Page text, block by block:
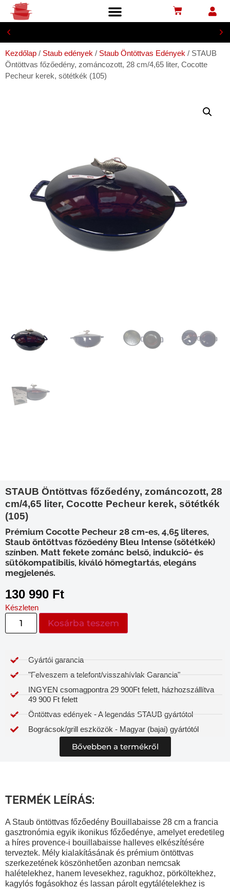
Biztonságos bankkártyás fizetés
Kezdőlap / Staub edények / Staub Öntöttvas Edények / STAUB
Öntöttvas főzőedény, zománcozott, 28 cm/4,65 liter, Cocotte
Pecheur kerek, sötétkék (105)
STAUB Öntöttvas főzőedény, zománcozott, 28
cm/4,65 liter, Cocotte Pecheur kerek, sötétkék
(105)
Prémium Cocotte Pecheur 28 cm-es, 4,65 literes,
Staub öntöttvas főzőedény Bleu Intense (sötétkék)
színben. Matt fekete zománc belső, indukció- és
sütőkompatibilis, kiváló hőmegtartás, elegáns
megjelenés.
130 990 Ft
Készleten
Kosárba teszem
Gyártói garancia​
"Felveszem a telefont/visszahívlak Garancia"
INGYEN csomagpontra 29 900Ft felett, házhozszállítva
49 900 Ft felett
Öntöttvas edények - A legendás STAUB gyártótol
Bográcsok/grill eszközök - Magyar (bajai) gyártótól
Bővebben a termékről
TERMÉK LEÍRÁS:
A Staub öntöttvas főzőedény Bouillabaisse 28 cm a francia
gasztronómia egyik ikonikus főzőedénye, amelyet eredetileg
a híres provence-i bouillabaisse halleves elkészítésére
terveztek. Mély kialakításának és prémium öntöttvas
szerkezetének köszönhetően azonban nemcsak
halételekhez, hanem levesekhez, ragukhoz, pörköltekhez,
kagylós fogásokhoz és lassan párolt egytálételekhez is